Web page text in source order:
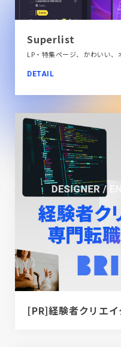
Superlist
DETAIL